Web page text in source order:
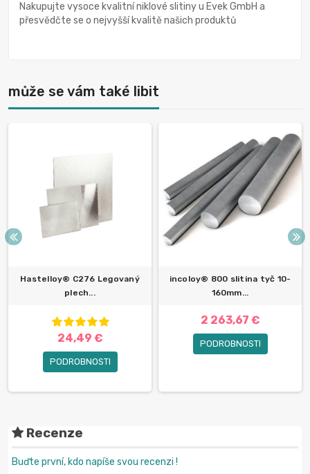
Nakupujte vysoce kvalitní niklové slitiny u Evek GmbH a
přesvědčte se o nejvyšší kvalitě našich produktů
může se vám také libit
Hastelloy® C276 Legovaný
plech...
24,49 €
PODROBNOSTI
incoloy® 800 slitina tyč 10-
160mm...
2 263,67 €
PODROBNOSTI
Recenze
Buďte první, kdo napíše svou recenzi !